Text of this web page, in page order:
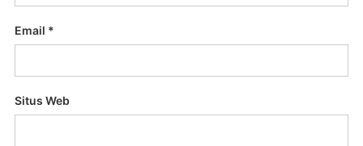
Email *
Situs Web